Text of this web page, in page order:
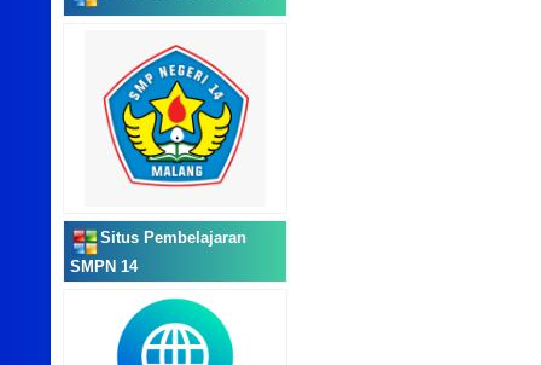
Situs Pembelajaran
SMPN 14